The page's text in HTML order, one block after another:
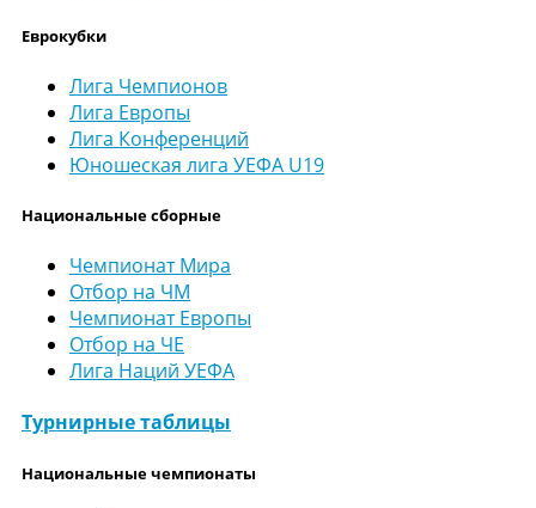
Еврокубки
Лига Чемпионов
Лига Европы
Лига Конференций
Юношеская лига УЕФА U19
Национальные сборные
Чемпионат Мира
Отбор на ЧМ
Чемпионат Европы
Отбор на ЧЕ
Лига Наций УЕФА
Турнирные таблицы
Национальные чемпионаты